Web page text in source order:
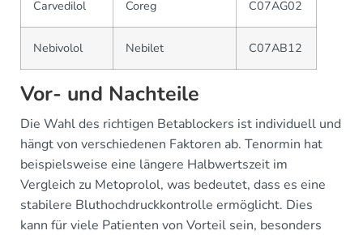
Carvedilol Coreg C07AG02
Nebivolol Nebilet C07AB12
Vor- und Nachteile
Die Wahl des richtigen Betablockers ist individuell und
hängt von verschiedenen Faktoren ab. Tenormin hat
beispielsweise eine längere Halbwertszeit im
Vergleich zu Metoprolol, was bedeutet, dass es eine
stabilere Bluthochdruckkontrolle ermöglicht. Dies
kann für viele Patienten von Vorteil sein, besonders